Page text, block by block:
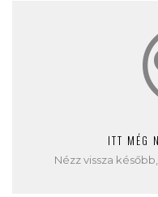
ITT MÉG
Nézz vissza